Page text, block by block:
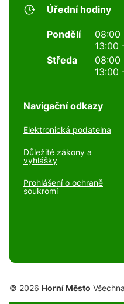
Úřední hodiny
Pondělí
08:00
13:00
Středa
08:00
13:00
Navigační odkazy
Elektronická podatelna
Důležité zákony a
vyhlášky
Prohlášení o ochraně
soukromí
© 2026 Horní Město